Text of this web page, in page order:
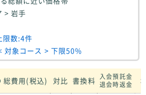
> 岩手
限数:4件
対象コース > 下限50%
総費用(税込) 対比 書換料 入会預託金
退会時返金